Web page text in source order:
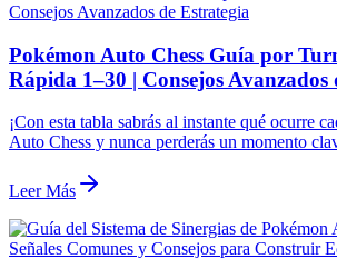
Pokémon Auto Chess Guía por
Rápida 1–30 | Consejos Avanzados
¡Con esta tabla sabrás al instante qué ocurre
Auto Chess y nunca perderás un momento
Leer Más